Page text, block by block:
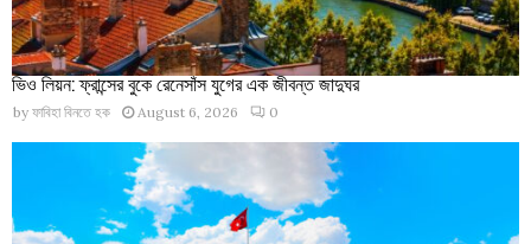
ভিও লিয়ন: ফ্রান্সের বুকে রেনেসাঁস যুগের এক জীবন্ত জাদুঘর
by ফাবিহা বিনতে হক August 6, 2026 0